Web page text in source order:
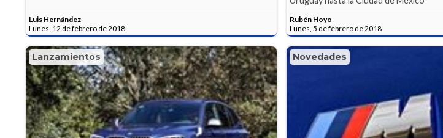
Luis Hernández
Lunes, 12 de febrero de 2018
Rubén Hoyo
Lunes, 5 de febrero de 2018
Lanzamientos Novedades